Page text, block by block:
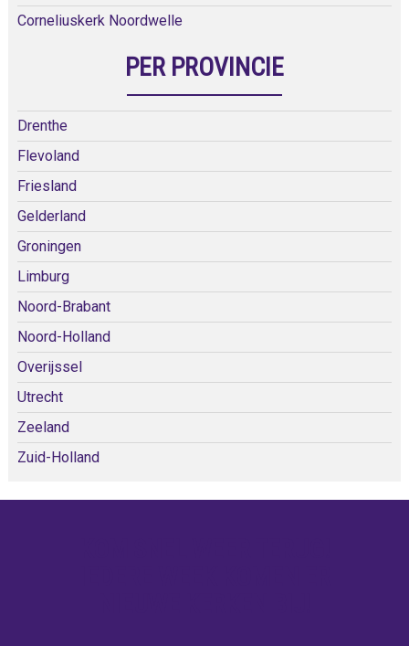
Corneliuskerk Noordwelle
PER PROVINCIE
Drenthe
Flevoland
Friesland
Gelderland
Groningen
Limburg
Noord-Brabant
Noord-Holland
Overijssel
Utrecht
Zeeland
Zuid-Holland